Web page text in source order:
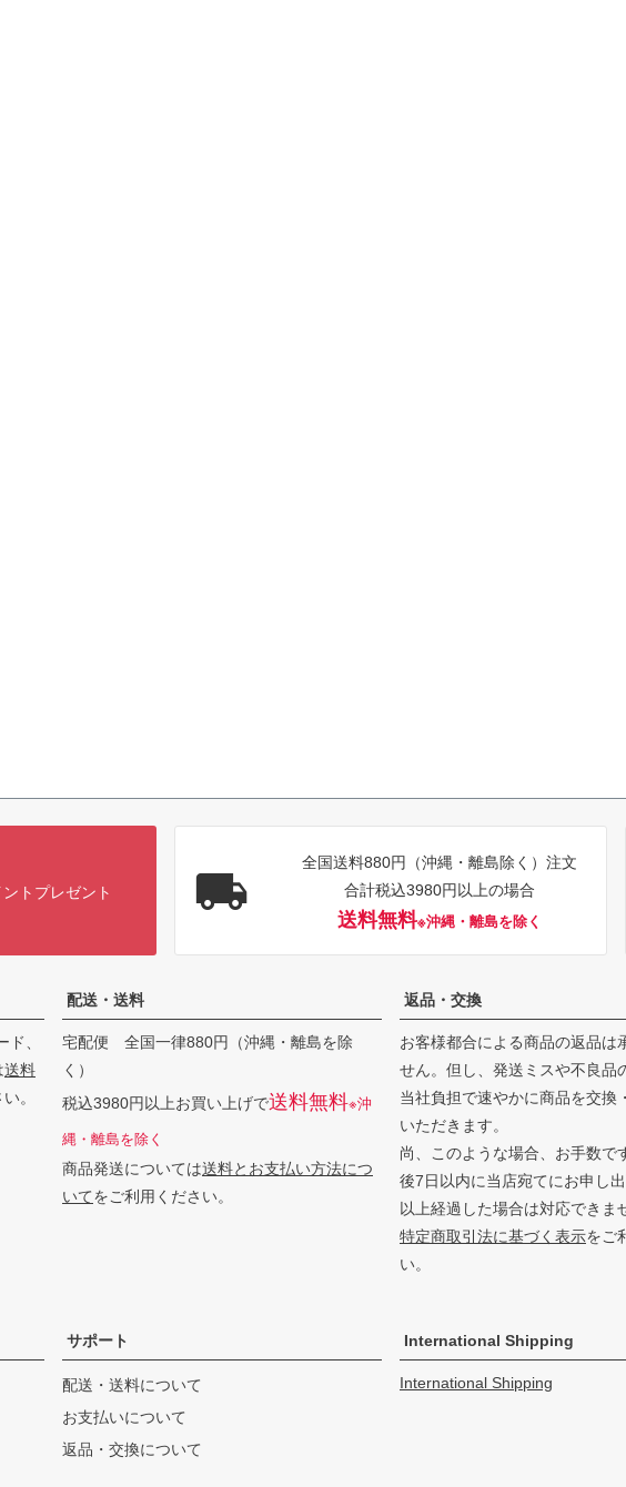
トプレゼント
全国送料880円（沖縄・離島除く）注文
合計税込3980円以上の場合
送料無料※沖縄・離島を除く
、
送料
。
配送・送料
宅配便 全国一律880円（沖縄・離島を除
く）
税込3980円以上お買い上げで送料無料※沖
縄・離島を除く
商品発送については送料とお支払い方法につ
いてをご利用ください。
返品・交換
お客様都合による商品の返品は
せん。但し、発送ミスや不良品
当社負担で速やかに商品を交換
いただきます。
尚、このような場合、お手数で
後7日以内に当店宛てにお申し
以上経過した場合は対応できま
特定商取引法に基づく表示をご
い。
サポート
配送・送料について
お支払いについて
返品・交換について
International Shipping
International Shipping